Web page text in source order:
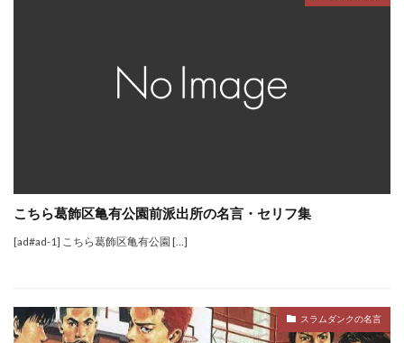
こちら葛飾区亀有公園前派出所の名言・セリフ集
[ad#ad-1] こちら葛飾区亀有公園 […]
スラムダンクの名言